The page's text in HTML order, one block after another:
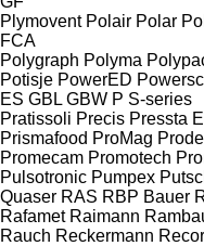
Plymovent Polair Polar
FCA
Polygraph Polyma
Potisje PowerED
ES GBL GBW P S-series
Pratissoli Precis Pressta
Prismafood ProMag
Promecam Promotech
Pulsotronic Pumpex
Quaser RAS RBP Bauer
Rafamet Raimann
Rauch Reckermann